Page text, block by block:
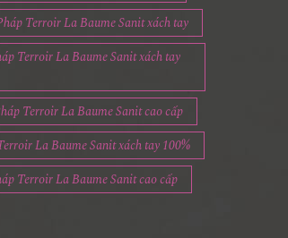
Terroir La Baume Sanit xách tay
Terroir La Baume Sanit xách tay
Terroir La Baume Sanit cao cấp
La Baume Sanit xách tay 100%
Terroir La Baume Sanit cao cấp